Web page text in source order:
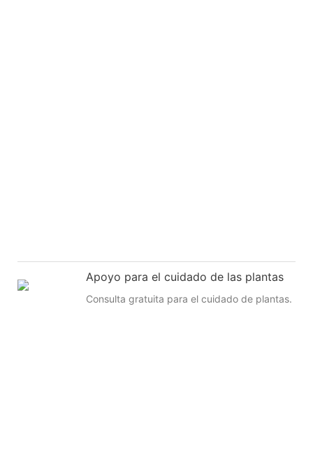
Apoyo para el cuidado de las plantas
Consulta gratuita para el cuidado de plantas.